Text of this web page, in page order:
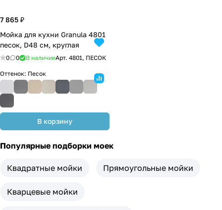
7 865 ₽
Мойка для кухни Granula 4801
песок, D48 см, круглая
0 0 В наличииАрт. 4801, ПЕСОК
В корзину
Оттенок: Песок
Популярные подборки моек
Квадратные мойки Прямоугольные мойки
Кварцевые мойки